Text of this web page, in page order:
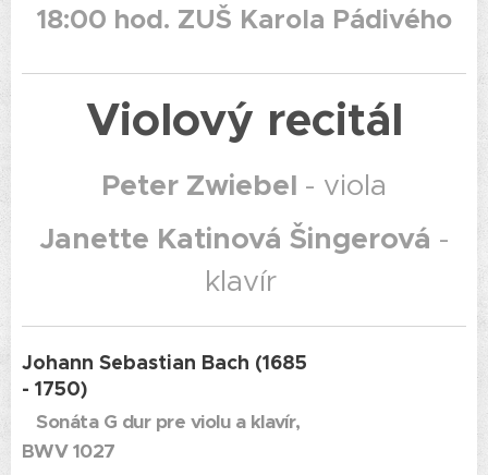
18:00 hod. ZUŠ Karola Pádivého
Violový recitál
Peter Zwiebel - viola
Janette Katinová Šingerová -
klavír
Johann Sebastian Bach (1685
- 1750)
Sonáta G dur pre violu a klavír,
BWV 1027